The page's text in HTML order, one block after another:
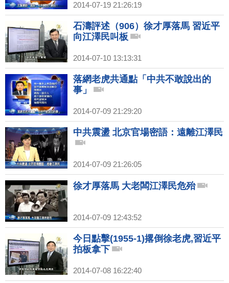
2014-07-19 21:26:19
石濤評述（906）徐才厚落馬 習近平
向江澤民叫板
2014-07-10 13:13:31
落網老虎共通點「中共不敢說出的
事」
2014-07-09 21:29:20
中共震盪 北京官場密語：遠離江澤民
2014-07-09 21:26:05
徐才厚落馬 大老闆江澤民危殆
2014-07-09 12:43:52
今日點擊(1955-1)撂倒徐老虎,習近平
拍板拿下
2014-07-08 16:22:40